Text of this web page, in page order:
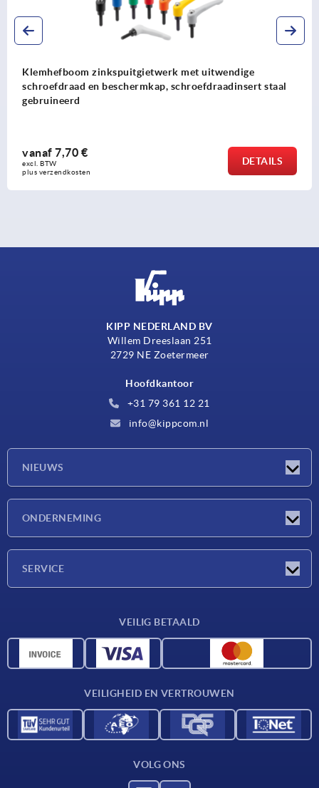
Klemhefboom zinkspuitgietwerk met uitwendige
schroefdraad en beschermkap, schroefdraadinsert staal
gebruineerd
vanaf 7,70 €
excl. BTW
plus verzendkosten
DETAILS
KIPP NEDERLAND BV
Willem Dreeslaan 251
2729 NE Zoetermeer
Hoofdkantoor
+31 79 361 12 21
info@kippcom.nl
NIEUWS
ONDERNEMING
SERVICE
CAD-gegevens
VEILIG BETAALD
VEILIGHEID EN VERTROUWEN
VOLG ONS